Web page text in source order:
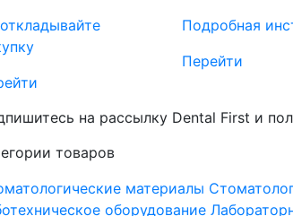
Подробная
Перейти
на рассылку Dental First и
товаров
материалы
оборудование